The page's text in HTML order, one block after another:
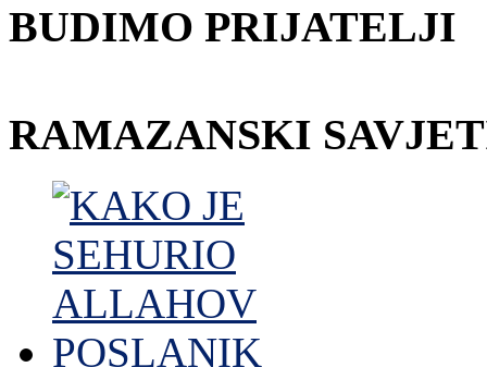
BUDIMO PRIJATELJI
RAMAZANSKI